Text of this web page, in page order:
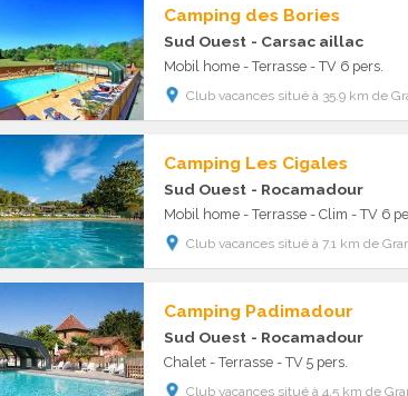
Camping des Bories
Sud Ouest - Carsac aillac
Mobil home - Terrasse - TV 6 pers.
Club vacances situé à 35.9 km de
Camping Les Cigales
Sud Ouest - Rocamadour
Mobil home - Terrasse - Clim - TV 6
Club vacances situé à 7.1 km de
Camping Padimadour
Sud Ouest - Rocamadour
Chalet - Terrasse - TV 5 pers.
Club vacances situé à 4.5 km de